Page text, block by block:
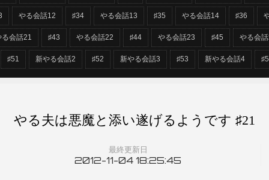
やる会話12 ♯34 やる会話13 ♯35 やる会話14 ♯36
る会話21 ♯43 やる会話22 ♯44 やる会話23 ♯45 やる会
♯51 新やる会話2 ♯52 新やる会話3 ♯53 新やる会話4
最終更新日
2012-11-04 18:25:45
やる夫は悪魔と添い遂げるようです ♯21